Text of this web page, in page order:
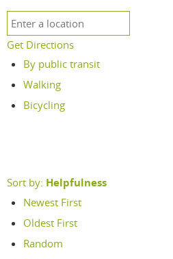
Get Directions
By public transit
Walking
Bicycling
Sort by: Helpfulness
Newest First
Oldest First
Random